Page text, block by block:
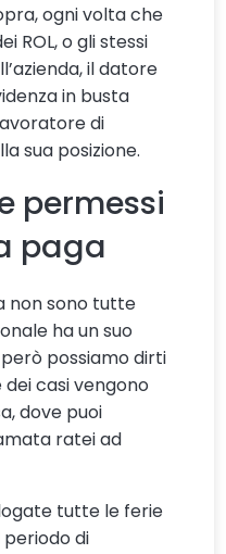
ogni volta che
ROL, o gli stessi
il datore
in busta
di
sua posizione.
permessi
paga
non sono tutte
ha un suo
possiamo dirti
casi vengono
dove puoi
ratei ad
tutte le ferie
di